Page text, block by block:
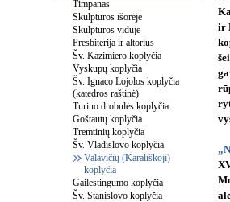
Timpanas
Skulptūros išorėje
Skulptūros viduje
Presbiterija ir altorius
Šv. Kazimiero koplyčia
Vyskupų koplyčia
Šv. Ignaco Lojolos koplyčia
(katedros raštinė)
Turino drobulės koplyčia
Goštautų koplyčia
Tremtinių koplyčia
Šv. Vladislovo koplyčia
Valavičių (Karališkoji)
koplyčia
Gailestingumo koplyčia
Šv. Stanislovo koplyčia
ir